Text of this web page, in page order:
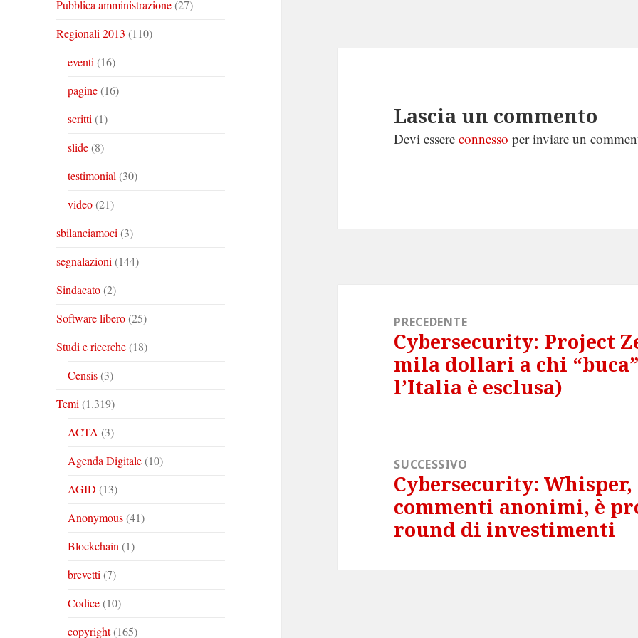
Pubblica amministrazione(27)
Regionali 2013 (110)
eventi (16)
pagine(16)
scritti (1)
slide(8)
testimonial (30)
video(21)
sbilanciamoci (3)
segnalazioni (144)
Sindacato(2)
Software libero(25)
Studi e ricerche(18)
Censis(3)
Temi (1.319)
ACTA (3)
Agenda Digitale(10)
AGID (13)
Anonymous(41)
Blockchain (1)
brevetti (7)
Codice(10)
copyright(165)
Lascia un commento
Devi essereconnesso per inviare un
PRECEDENTE
Articolo
precedente:
Cybersecurity: Project
mila dollari a chi
l’Italia è esclusa)
SUCCESSIVO
Articolo
successivo:
Cybersecurity:
commenti anonimi, è
round di investimenti